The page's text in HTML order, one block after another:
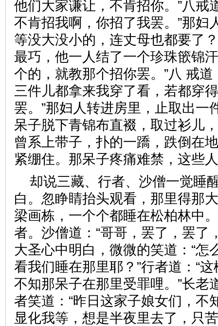
他们大家谦让，不肯招你。”八戒
不肯招我啊，你招了我罢。”那妇
等没大没小的，连丈母也都要了
最巧，他一人结了一个珍珠篏锦
个的，就教那个招你罢。”八 戒道
三件儿都拿来我穿了看，若都穿
罢。”那妇人转进房里，止取出一
呆子脱下青锦布直裰，取过衫儿
曾系上带子，扑的一蹻，跌倒在
紧绷住。那呆子疼痛难禁，这
却说三藏、行者、沙僧一觉睡
白。忽睁睛抬头观看，那里得那
梁画栋，一个个都睡在松柏林中
者。沙僧道：“哥哥，罢了，罢了
大圣心中明白，微微的笑道：“怎
看我们睡在那里耶？”行者道：“
不知那呆子在那里受罪哩。”长老
者笑道：“昨日这家子娘女们，不
显化我等，想是半夜里去了，只